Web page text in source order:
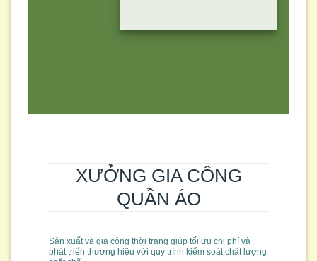
XƯỞNG GIA CÔNG
QUẦN ÁO
Sản xuất và gia công thời trang giúp tối ưu chi phí và
phát triển thương hiệu với quy trình kiểm soát chất lượng